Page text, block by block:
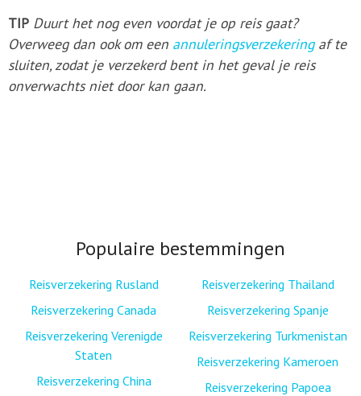
TIP Duurt het nog even voordat je op reis gaat?
Overweeg dan ook om een annuleringsverzekeringaf te
sluiten, zodat je verzekerd bent in het geval je reis
onverwachts niet door kan gaan.
Populaire bestemmingen
Reisverzekering Rusland
Reisverzekering Canada
Reisverzekering Verenigde
Staten
Reisverzekering China
Reisverzekering Thailand
Reisverzekering Spanje
Reisverzekering Turkmenistan
Reisverzekering Kameroen
Reisverzekering Papoea